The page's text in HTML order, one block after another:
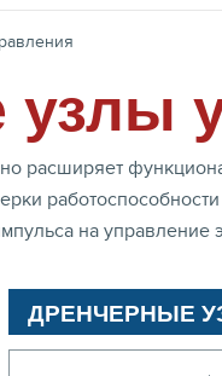
расширяет
на управление
ДРЕНЧЕРНЫЕ